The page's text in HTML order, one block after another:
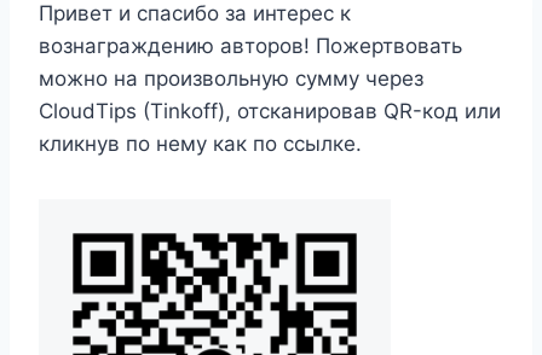
Привет и спасибо за интерес к
вознаграждению авторов! Пожертвовать
можно на произвольную сумму через
CloudTips (Tinkoff), отсканировав QR-код или
кликнув по нему как по ссылке.